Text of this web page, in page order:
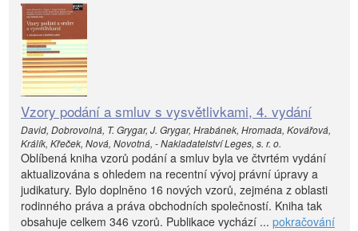
Vzory podání a smluv s vysvětlivkami, 4. vydání
David, Dobrovolná, T. Grygar, J. Grygar, Hrabánek, Hromada, Kovářová,
Králík, Křeček, Nová, Novotná, - Nakladatelství Leges, s. r. o.
Oblíbená kniha vzorů podání a smluv byla ve čtvrtém vydání
aktualizována s ohledem na recentní vývoj právní úpravy a
judikatury. Bylo doplněno 16 nových vzorů, zejména z oblasti
rodinného práva a práva obchodních společností. Kniha tak
obsahuje celkem 346 vzorů. Publikace vychází ... pokračování